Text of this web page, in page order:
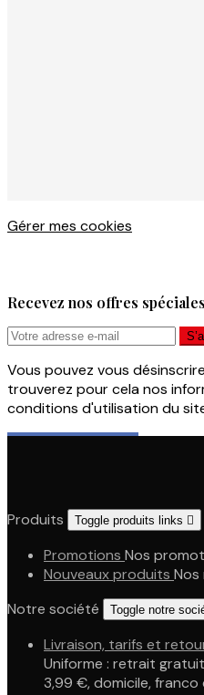
Gérer mes cookies
Recevez nos offres spéciales
Vous pouvez vous
trouverez pour cela nos
conditions d'utilisation du
Produits Toggle produits links 
Promotions Nos
Nouveaux produits
Notre société
Toggle notre
Livraison, tarifs et
Uniforme : retrait
3,99 €, domicile,